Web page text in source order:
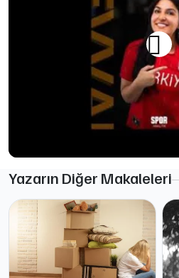
Yazarın Diğer Makaleleri